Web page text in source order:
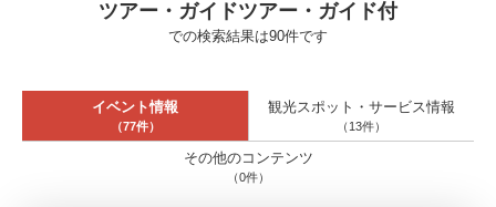
ツアー・ガイドツアー・ガイド付
での検索結果は90件です
イベント情報
（77件）
観光スポット・サービス情報
（13件）
その他のコンテンツ
（0件）